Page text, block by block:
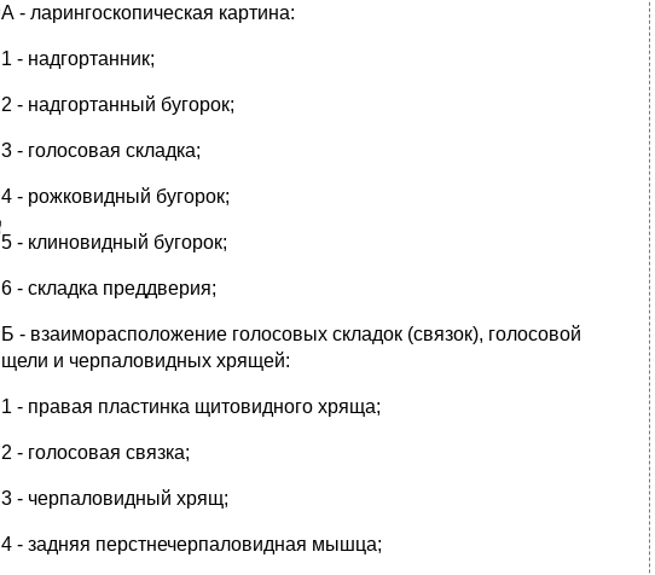
А - ларингоскопическая картина:
1 - надгортанник;
2 - надгортанный бугорок;
3 - голосовая складка;
4 - рожковидный бугорок;
5 - клиновидный бугорок;
6 - складка преддверия;
Б - взаиморасположение голосовых складок (связок), голосовой
щели и черпаловидных хрящей:
1 - правая пластинка щитовидного хряща;
2 - голосовая связка;
3 - черпаловидный хрящ;
4 - задняя перстнечерпаловидная мышца;